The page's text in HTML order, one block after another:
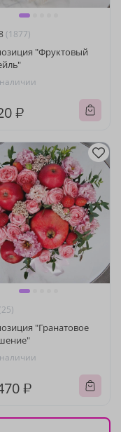
(1877)
"Фруктовый
₽
(25)
"Гранатовое
₽